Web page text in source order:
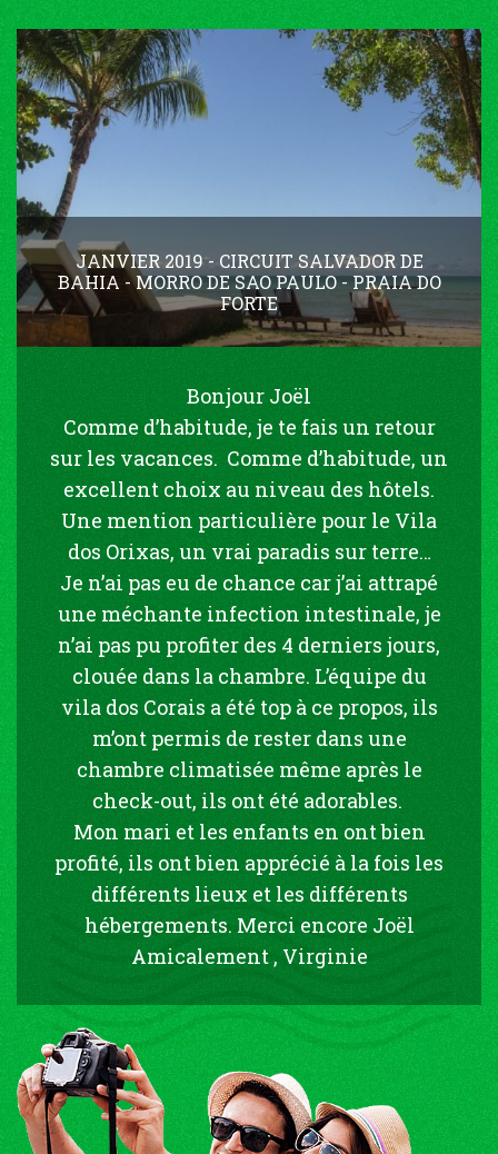
JANVIER 2019 - CIRCUIT SALVADOR DE
BAHIA - MORRO DE SAO PAULO - PRAIA DO
FORTE
Bonjour Joël
Comme d’habitude, je te fais un retour
sur les vacances. Comme d’habitude, un
excellent choix au niveau des hôtels.
Une mention particulière pour le Vila
dos Orixas, un vrai paradis sur terre…
Je n’ai pas eu de chance car j’ai attrapé
une méchante infection intestinale, je
n’ai pas pu profiter des 4 derniers jours,
clouée dans la chambre. L’équipe du
vila dos Corais a été top à ce propos, ils
m’ont permis de rester dans une
chambre climatisée même après le
check-out, ils ont été adorables.
Mon mari et les enfants en ont bien
profité, ils ont bien apprécié à la fois les
différents lieux et les différents
hébergements. Merci encore Joël
Amicalement , Virginie